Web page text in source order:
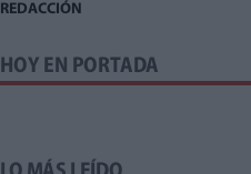
REDACCIÓN
HOY EN PORTADA